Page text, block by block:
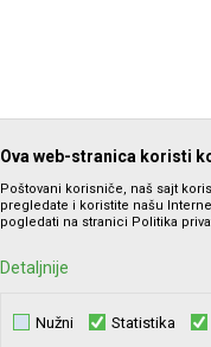
proizvoda, prikazu slika i
podrazumeva da su
Ova web-stranica koristi
Poštovani korisniče, naš sajt
pregledate i koristite našu
pogledati na stranici Politika
Detaljnije
Nužni Statistika